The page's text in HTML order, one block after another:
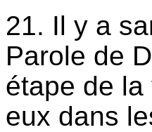
21. Il y a
Parole de
étape de la
eux dans